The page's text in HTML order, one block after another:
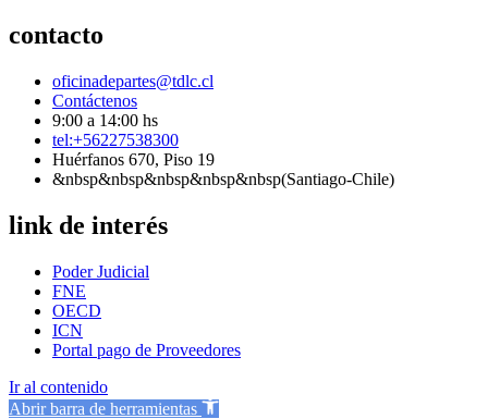
contacto
oficinadepartes@tdlc.cl
Contáctenos
9:00 a 14:00 hs
tel:+56227538300
Huérfanos 670, Piso 19
&nbsp&nbsp&nbsp&nbsp&nbsp(Santiago-Chile)
link de interés
Poder Judicial
FNE
OECD
ICN
Portal pago de Proveedores
Ir al contenido
Abrir barra de herramientas